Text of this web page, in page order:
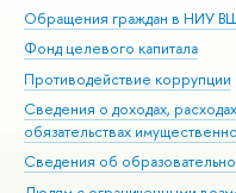
Обращения граждан в НИУ
Фонд целевого капитала
Противодействие коррупции
Сведения о доходах,
обязательствах
Сведения об